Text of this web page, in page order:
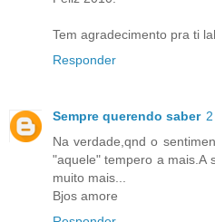
Tem agradecimento pra ti
Responder
Sempre querendo saber
Na verdade,qnd o
"aquele" tempero a mais.A
muito mais...
Bjos amore